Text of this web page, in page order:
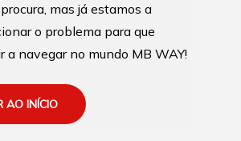
mas já estamos a
o problema para que
a navegar no mundo MB WAY!
AO INÍCIO